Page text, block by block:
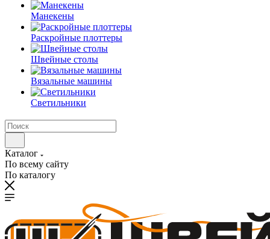
Манекены
Раскройные плоттеры
Швейные столы
Вязальные машины
Светильники
Каталог
По всему сайту
По каталогу